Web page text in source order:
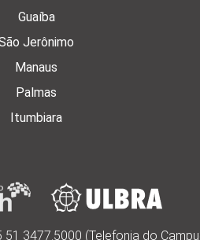
Guaíba
Jerônimo
Manaus
Palmas
Itumbiara
3477.5000 (Telefonia do